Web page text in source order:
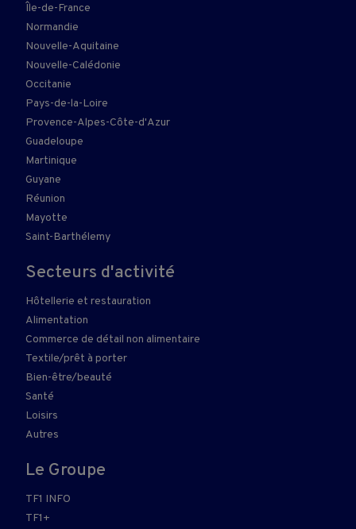
Île-de-France
Normandie
Nouvelle-Aquitaine
Nouvelle-Calédonie
Occitanie
Pays-de-la-Loire
Provence-Alpes-Côte-d'Azur
Guadeloupe
Martinique
Guyane
Réunion
Mayotte
Saint-Barthélemy
Secteurs d'activité
Hôtellerie et restauration
Alimentation
Commerce de détail non alimentaire
Textile/prêt à porter
Bien-être/beauté
Santé
Loisirs
Autres
Le Groupe
TF1 INFO
TF1+